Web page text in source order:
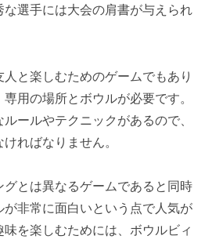
選手には大会の肩書が与えられ
と楽しむためのゲームでもあり
用の場所とボウルが必要です。
ールやテクニックがあるので、
ればなりません。
とは異なるゲームであると同時
非常に面白いという点で人気が
を楽しむためには、ボウルビィ